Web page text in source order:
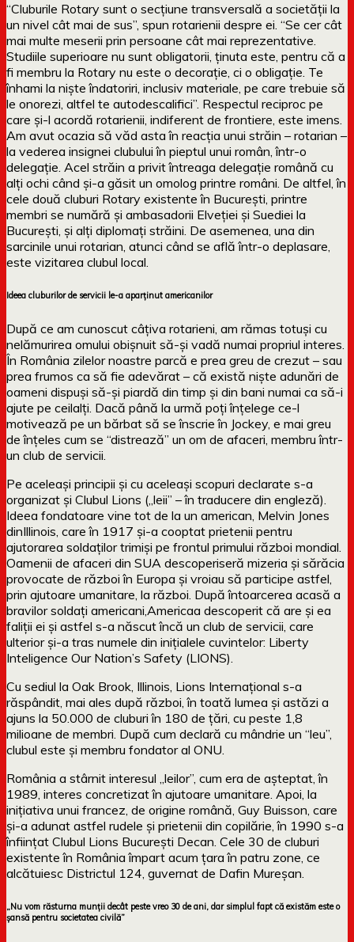
“Cluburile Rotary sunt o secțiune transversală a societății la
un nivel cât mai de sus”, spun rotarienii despre ei. “Se cer cât
mai multe meserii prin persoane cât mai reprezentative.
Studiile superioare nu sunt obligatorii, ținuta este, pentru că a
fi membru la Rotary nu este o decorație, ci o obligație. Te
înhami la niște îndatoriri, inclusiv materiale, pe care trebuie să
le onorezi, altfel te autodescalifici”. Respectul reciproc pe
care și-l acordă rotarienii, indiferent de frontiere, este imens.
Am avut ocazia să văd asta în reacția unui străin – rotarian –
la vederea insignei clubului în pieptul unui român, într-o
delegație. Acel străin a privit întreaga delegație română cu
alți ochi când și-a găsit un omolog printre români. De altfel, în
cele două cluburi Rotary existente în București, printre
membri se numără și ambasadorii Elveției și Suediei la
București, și alți diplomați străini. De asemenea, una din
sarcinile unui rotarian, atunci când se află într-o deplasare,
este vizitarea clubul local.
Ideea cluburilor de servicii le-a aparținut americanilor
După ce am cunoscut câțiva rotarieni, am rămas totuși cu
nelămurirea omului obișnuit să-și vadă numai propriul interes.
În România zilelor noastre parcă e prea greu de crezut – sau
prea frumos ca să fie adevărat – că există niște adunări de
oameni dispuși să-și piardă din timp și din bani numai ca să-i
ajute pe ceilalți. Dacă până la urmă poți înțelege ce-l
motivează pe un bărbat să se înscrie în Jockey, e mai greu
de înțeles cum se “distrează” un om de afaceri, membru într-
un club de servicii.
Pe aceleași principii și cu aceleași scopuri declarate s-a
organizat și Clubul Lions („leii” – în traducere din engleză).
Ideea fondatoare vine tot de la un american, Melvin Jones
dinIllinois, care în 1917 și-a cooptat prietenii pentru
ajutorarea soldaților trimiși pe frontul primului război mondial.
Oamenii de afaceri din SUA descoperiseră mizeria și sărăcia
provocate de război în Europa și vroiau să participe astfel,
prin ajutoare umanitare, la război. După întoarcerea acasă a
bravilor soldați americani,Americaa descoperit că are și ea
faliții ei și astfel s-a născut încă un club de servicii, care
ulterior și-a tras numele din inițialele cuvintelor: Liberty
Inteligence Our Nation’s Safety (LIONS).
Cu sediul la Oak Brook, Illinois, Lions Internațional s-a
răspândit, mai ales după război, în toată lumea și astăzi a
ajuns la 50.000 de cluburi în 180 de țări, cu peste 1,8
milioane de membri. După cum declară cu mândrie un “leu”,
clubul este și membru fondator al ONU.
România a stârnit interesul „leilor”, cum era de așteptat, în
1989, interes concretizat în ajutoare umanitare. Apoi, la
inițiativa unui francez, de origine română, Guy Buisson, care
și-a adunat astfel rudele și prietenii din copilărie, în 1990 s-a
înființat Clubul Lions București Decan. Cele 30 de cluburi
existente în România împart acum țara în patru zone, ce
alcătuiesc Districtul 124, guvernat de Dafin Mureșan.
„Nu vom răsturna munții decât peste vreo 30 de ani, dar simplul fapt că existăm este o
șansă pentru societatea civilă”